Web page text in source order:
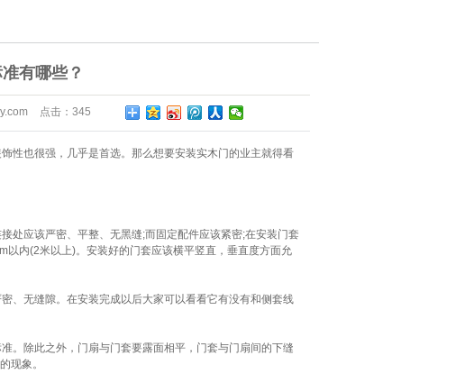
有哪些？
点击： 345
性也很强，几乎是首选。那么想要安装实木门的业主就得看
处应该严密、平整、无黑缝;而固定配件应该紧密;在安装门套
内(2米以上)。安装好的门套应该横平竖直，垂直度方面允
、无缝隙。在安装完成以后大家可以看看它有没有和侧套线
。除此之外，门扇与门套要露面相平，门套与门扇间的下缝
现象。